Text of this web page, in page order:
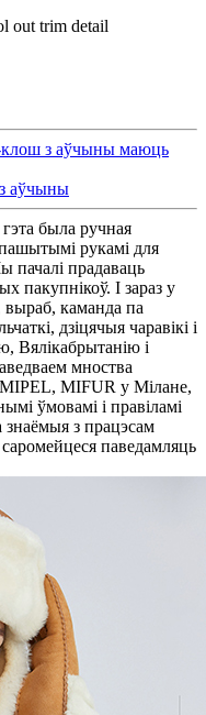
з аўчыны маюць
аўчыны
была ручная
рукамі для
пачалі прадаваць
пакупнікоў. І зараз у
каманда па
дзіцячыя чаравікі і
Вялікабрытанію і
мноства
MIFUR у Мілане,
ўмовамі і правіламі
знаёмыя з працэсам
паведамляць